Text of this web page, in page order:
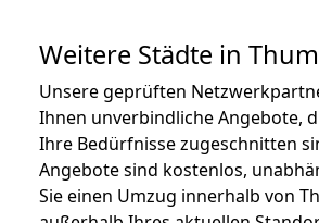
Weitere Städte in Thum
Unsere geprüften
Ihnen unverbindliche Angebote,
Ihre Bedürfnisse zugeschnitten
Angebote sind kostenlos,
Sie einen Umzug innerhalb von